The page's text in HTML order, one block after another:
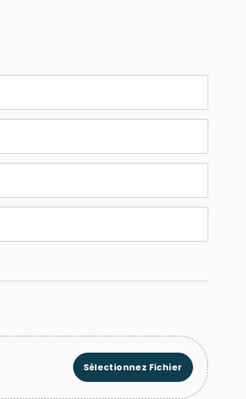
Sélectionnez Fichier